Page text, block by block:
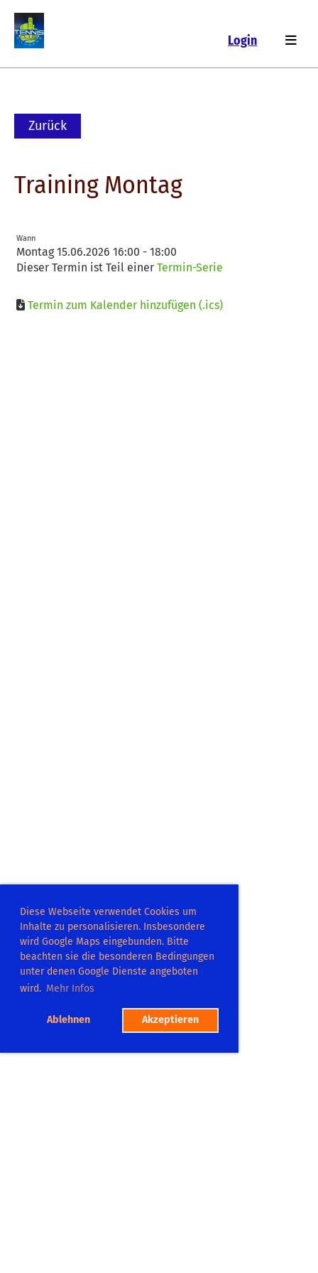
Diese Webseite verwendet Cookies um
Inhalte zu personalisieren. Insbesondere
wird Google Maps eingebunden. Bitte
beachten sie die besonderen Bedingungen
unter denen Google Dienste angeboten
wird. Mehr Infos
Ablehnen Akzeptieren
Login
Zurück
Training Montag
Wann
Montag 15.06.2026 16:00 - 18:00
Dieser Termin ist Teil einer Termin-Serie
Termin zum Kalender hinzufügen (.ics)